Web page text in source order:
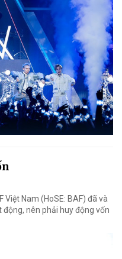
Việt Nam (HoSE: BAF) đã và
nên phải huy động vốn